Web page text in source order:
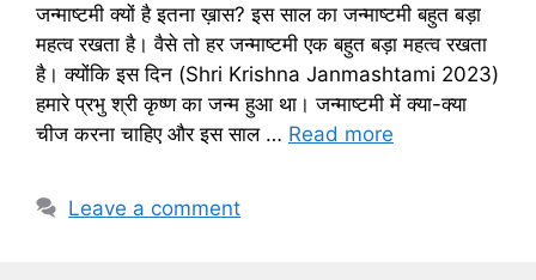
जन्माष्टमी क्यों है इतना ख़ास? इस साल का जन्माष्टमी बहुत बड़ा
महत्व रखता है। वैसे तो हर जन्माष्टमी एक बहुत बड़ा महत्व रखता
है। क्योंकि इस दिन (Shri Krishna Janmashtami 2023)
हमारे प्रभु श्री कृष्ण का जन्म हुआ था। जन्माष्टमी में क्या-क्या
चीज करना चाहिए और इस साल … Read more
Leave a comment